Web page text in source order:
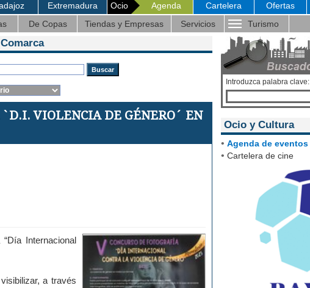
Extremadura Ocio Agenda Cartelera Ofertas
De Copas Tiendas y Empresas Servicios Turismo
`D.I. VIOLENCIA DE GÉNERO´ EN
Internacional
a través
Introduzca palabra clave:
Ocio y Cultura
• Agenda de eventos
• Cartelera de cine